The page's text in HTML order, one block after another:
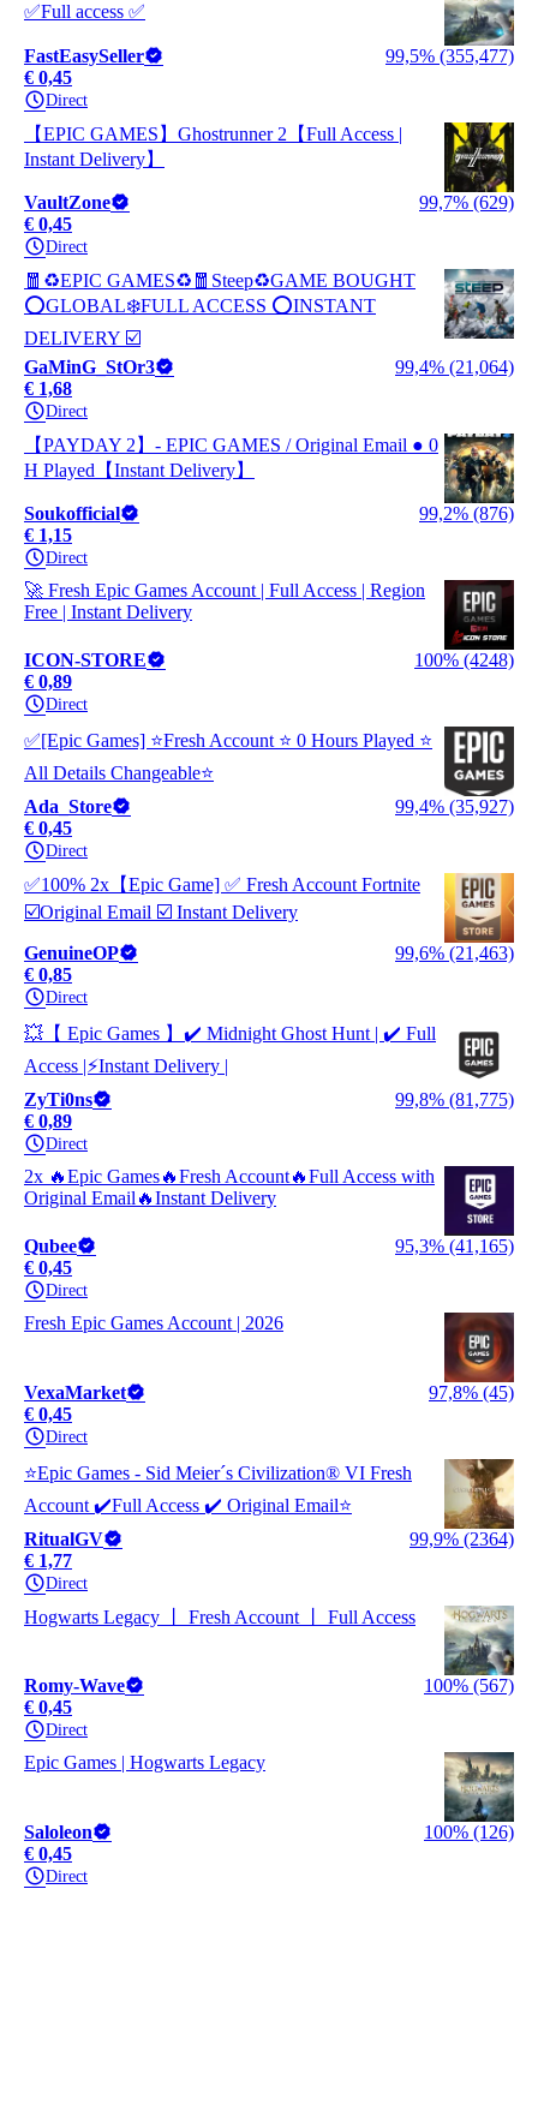
✅Full access ✅
FastEasySeller
99,5% (355,477)
€ 0,45
Direct
【EPIC GAMES】Ghostrunner 2【Full Access |
Instant Delivery】
VaultZone
99,7% (629)
€ 0,45
Direct
🧧♻️EPIC GAMES♻️🧧Steep♻️GAME BOUGHT
⭕GLOBAL❄️FULL ACCESS ⭕INSTANT
DELIVERY ☑️
GaMinG_StOr3
99,4% (21,064)
€ 1,68
Direct
【PAYDAY 2】- EPIC GAMES / Original Email ● 0
H Played【Instant Delivery】
Soukofficial
99,2% (876)
€ 1,15
Direct
🚀 Fresh Epic Games Account | Full Access | Region
Free | Instant Delivery
ICON-STORE
100% (4248)
€ 0,89
Direct
✅[Epic Games] ⭐Fresh Account ⭐ 0 Hours Played ⭐
All Details Changeable⭐
Ada_Store
99,4% (35,927)
€ 0,45
Direct
✅100% 2x【Epic Game] ✅ Fresh Account Fortnite
☑️Original Email ☑️ Instant Delivery
GenuineOP
99,6% (21,463)
€ 0,85
Direct
💥【 Epic Games 】✔️ Midnight Ghost Hunt | ✔️ Full
Access |⚡Instant Delivery |
ZyTi0ns
99,8% (81,775)
€ 0,89
Direct
2x 🔥Epic Games🔥Fresh Account🔥Full Access with
Original Email🔥Instant Delivery
Qubee
95,3% (41,165)
€ 0,45
Direct
Fresh Epic Games Account | 2026
VexaMarket
97,8% (45)
€ 0,45
Direct
⭐️Ерiс Gаmеs - Sid Meier´s Civilization® VI Fresh
Account ✔️Full Access ✔️ Original Email⭐️
RitualGV
99,9% (2364)
€ 1,77
Direct
Hogwarts Legacy 丨 Fresh Account 丨 Full Access
Romy-Wave
100% (567)
€ 0,45
Direct
Epic Games | Hogwarts Legacy
Saloleon
100% (126)
€ 0,45
Direct